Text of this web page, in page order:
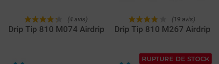
(4 avis)
Drip Tip 810 M074 Airdrip
(19 avis)
Drip Tip 810 M267 Airdrip
RUPTURE DE STOCK